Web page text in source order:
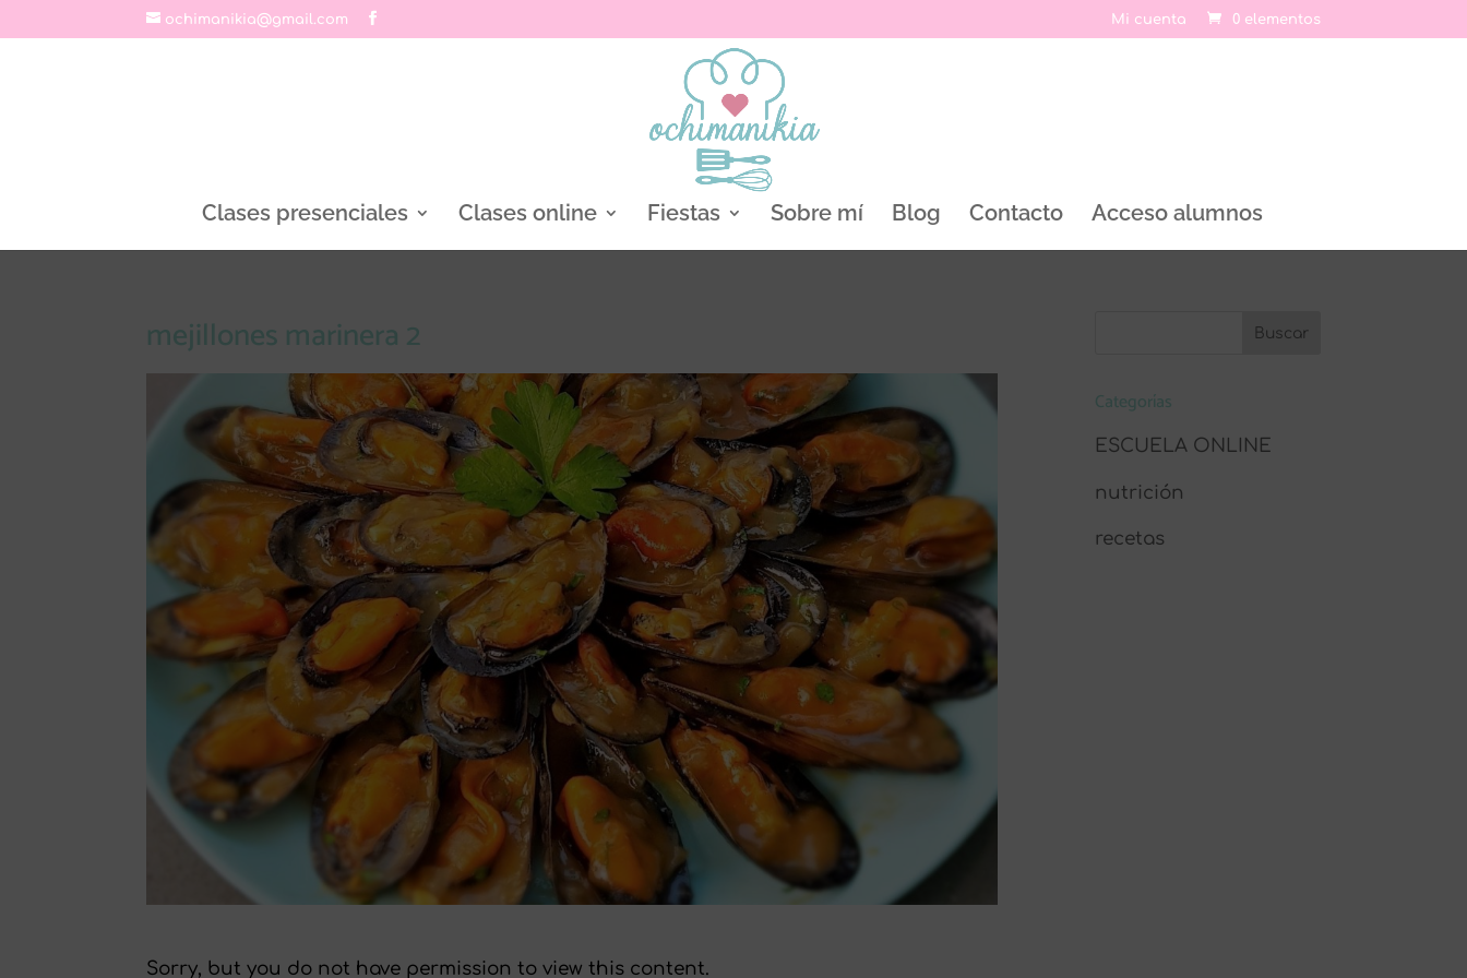
ochimanikia@gmail.com Mi cuenta 0 elementos
Clases presenciales Clases online Fiestas Sobre mí Blog Contacto Acceso alumnos
mejillones marinera 2
Sorry, but you do not have permission to view this content.
Categorías
ESCUELA ONLINE
nutrición
recetas